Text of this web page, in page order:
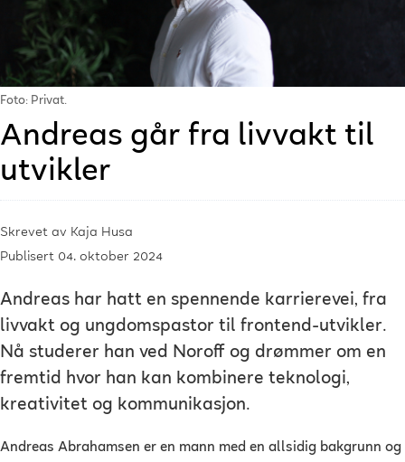
Foto: Privat.
Andreas går fra livvakt til
utvikler
Skrevet av Kaja Husa
Publisert 04. oktober 2024
Andreas har hatt en spennende karrierevei, fra
livvakt og ungdomspastor til frontend-utvikler.
Nå studerer han ved Noroff og drømmer om en
fremtid hvor han kan kombinere teknologi,
kreativitet og kommunikasjon.
Andreas Abrahamsen er en mann med en allsidig bakgrunn og